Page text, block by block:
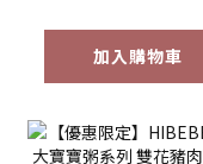
加入購物車